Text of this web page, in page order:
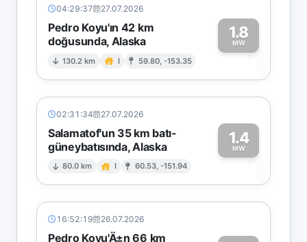
04:29:37 27.07.2026
Pedro Koyu'ın 42 km
doğusunda, Alaska
130.2 km I 59.80, -153.35
1.8
MW1
02:31:34 27.07.2026
Salamatof'un 35 km batı-
güneybatısında, Alaska
80.0 km I 60.53, -151.94
1.4
MW1
16:52:19 26.07.2026
Pedro Koyu'Ä±n 66 km